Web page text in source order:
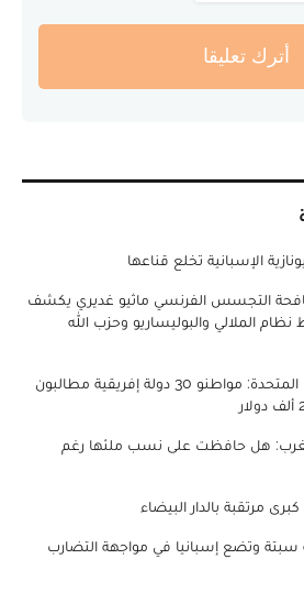
أترك تعليقا
الإسبانية تخلع قناعها
التجسس الفرنسي ماثيو غديري يكشف
الملالي والبوليساريو وحزب الله
تأشيرة الدخول للولايات المتحدة: مواطنو 30 دولة إفريقية مطالبون
هل حافظت على نسب ملئها رغم
مرتقبة بالدار البيضاء
سبتة وتضع إسبانيا في مواجهة التضارب